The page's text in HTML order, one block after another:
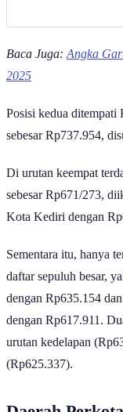
Baca Juga: Angka
2025
Posisi kedua ditempati
sebesar Rp737.954,
Di urutan keempat
sebesar Rp671/273,
Kota Kediri dengan
Sementara itu, hanya
daftar sepuluh besar,
dengan Rp635.154
dengan Rp617.911.
urutan kedelapan
(Rp625.337).